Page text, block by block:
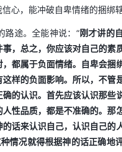
心，能冲破自卑情绪的捆绑辖
路途。全能神说：“刚才讲的
，总之，你应该对自己的素
都属于负面情绪。自卑会捆
样的负面影响。所以，不管
的认识。首先应该认识那些
性品质，都是不准确的。那
话来认识自己，认识自己的
情况就得根据神的话正确地